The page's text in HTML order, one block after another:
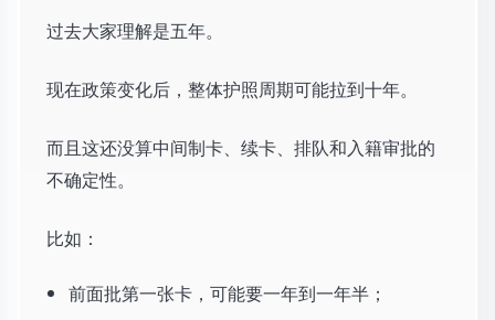
过去大家理解是五年。
现在政策变化后，整体护照周期可能拉到十年。
而且这还没算中间制卡、续卡、排队和入籍审批的
不确定性。
比如：
前面批第一张卡，可能要一年到一年半；